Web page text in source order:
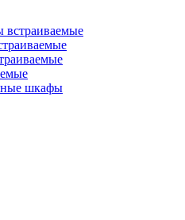
шкафы